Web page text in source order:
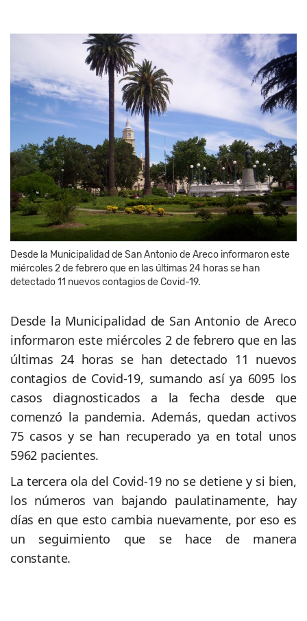
Desde la Municipalidad de San Antonio de Areco informaron este
miércoles 2 de febrero que en las últimas 24 horas se han
detectado 11 nuevos contagios de Covid-19.
Desde la Municipalidad de San Antonio de Areco
informaron este miércoles 2 de febrero que en las
últimas 24 horas se han detectado 11 nuevos
contagios de Covid-19, sumando así ya 6095 los
casos diagnosticados a la fecha desde que
comenzó la pandemia. Además, quedan activos
75 casos y se han recuperado ya en total unos
5962 pacientes.
La tercera ola del Covid-19 no se detiene y si bien,
los números van bajando paulatinamente, hay
días en que esto cambia nuevamente, por eso es
un seguimiento que se hace de manera
constante.